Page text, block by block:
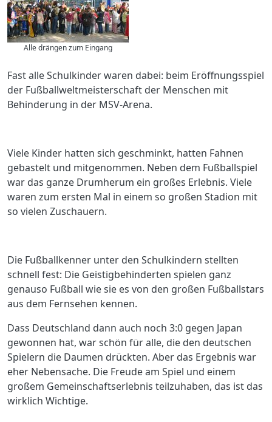
Alle drängen zum Eingang
Fast alle Schulkinder waren dabei: beim Eröffnungsspiel
der Fußballweltmeisterschaft der Menschen mit
Behinderung in der MSV-Arena.
Viele Kinder hatten sich geschminkt, hatten Fahnen
gebastelt und mitgenommen. Neben dem Fußballspiel
war das ganze Drumherum ein großes Erlebnis. Viele
waren zum ersten Mal in einem so großen Stadion mit
so vielen Zuschauern.
Die Fußballkenner unter den Schulkindern stellten
schnell fest: Die Geistigbehinderten spielen ganz
genauso Fußball wie sie es von den großen Fußballstars
aus dem Fernsehen kennen.
Dass Deutschland dann auch noch 3:0 gegen Japan
gewonnen hat, war schön für alle, die den deutschen
Spielern die Daumen drückten. Aber das Ergebnis war
eher Nebensache. Die Freude am Spiel und einem
großem Gemeinschaftserlebnis teilzuhaben, das ist das
wirklich Wichtige.